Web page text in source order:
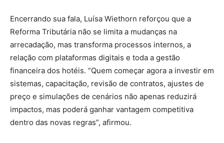
Encerrando sua fala, Luísa Wiethorn reforçou que a
Reforma Tributária não se limita a mudanças na
arrecadação, mas transforma processos internos, a
relação com plataformas digitais e toda a gestão
financeira dos hotéis. “Quem começar agora a investir em
sistemas, capacitação, revisão de contratos, ajustes de
preço e simulações de cenários não apenas reduzirá
impactos, mas poderá ganhar vantagem competitiva
dentro das novas regras”, afirmou.